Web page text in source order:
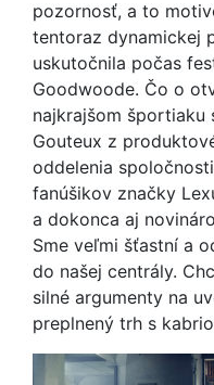
pozornosť, a to
tentoraz dynamickej
uskutočnila počas
Goodwoode. Čo o
najkrajšom športiaku
Gouteux z
oddelenia
fanúšikov značky
a dokonca aj
Sme veľmi šťastní a
do našej centrály.
silné argumenty na
preplnený trh s